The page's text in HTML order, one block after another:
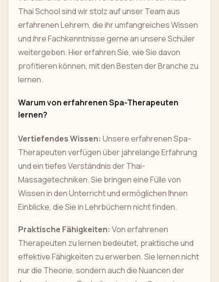
Thai School sind wir stolz auf unser Team aus
erfahrenen Lehrern, die ihr umfangreiches Wissen
und ihre Fachkenntnisse gerne an unsere Schüler
weitergeben. Hier erfahren Sie, wie Sie davon
profitieren können, mit den Besten der Branche zu
lernen.
Warum von erfahrenen Spa-Therapeuten
lernen?
Vertiefendes Wissen: Unsere erfahrenen Spa-
Therapeuten verfügen über jahrelange Erfahrung
und ein tiefes Verständnis der Thai-
Massagetechniken. Sie bringen eine Fülle von
Wissen in den Unterricht und ermöglichen Ihnen
Einblicke, die Sie in Lehrbüchern nicht finden.
Praktische Fähigkeiten: Von erfahrenen
Therapeuten zu lernen bedeutet, praktische und
effektive Fähigkeiten zu erwerben. Sie lernen nicht
nur die Theorie, sondern auch die Nuancen der